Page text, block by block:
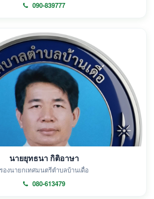
090-839777
นายยุทธนา กิติอาษา
รองนายกเทศมนตรีตำบลบ้านเดื่อ
080-613479